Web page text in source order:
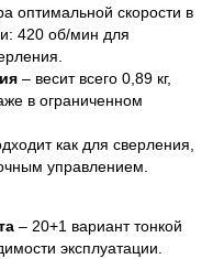
оптимальной скорости в
420 об/мин для
– весит всего 0,89 кг,
в ограниченном
как для сверления,
управлением.
– 20+1 вариант тонкой
эксплуатации.